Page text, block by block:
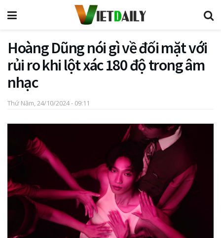
Hoàng Dũng nói gì về đối mặt với
rủi ro khi lột xác 180 độ trong âm
nhạc
Thứ Năm, 24/10/2024 - 09:11